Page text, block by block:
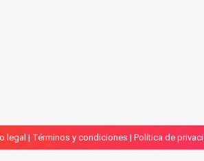
legal | Términos y condiciones | Política de